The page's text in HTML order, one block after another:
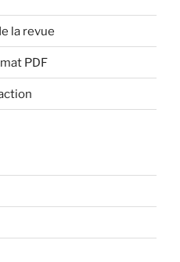
la revue
PDF